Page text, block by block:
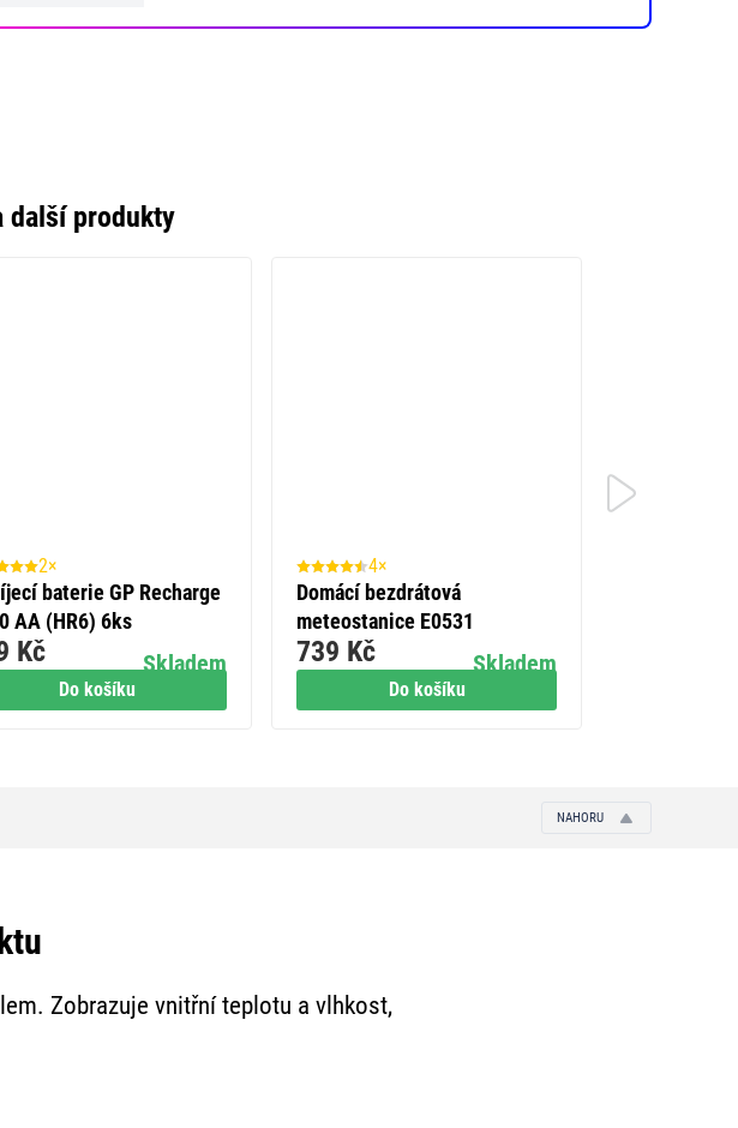
další produkty
Do košíku
2×
baterie GP Recharge
AA (HR6) 6ks
Skladem
Kč
Do košíku
4×
Domácí bezdrátová
meteostanice E0531
Skladem
739 Kč
NAHORU
Zobrazuje vnitřní teplotu a vlhkost,